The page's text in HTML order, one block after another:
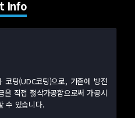
Info
팅(UDC코팅)으로, 기존에 방전
직접 젏삭가공함으로써 가공시
수 있습니다.